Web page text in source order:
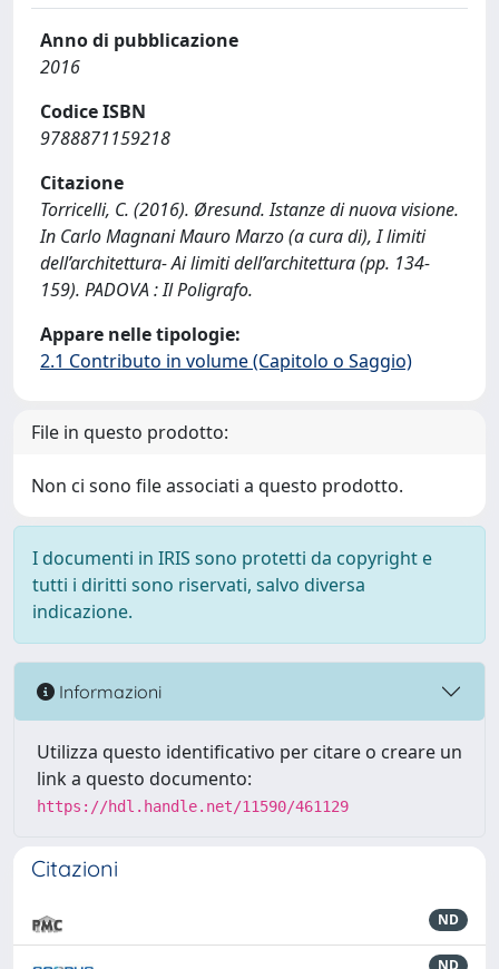
Anno di pubblicazione
2016
Codice ISBN
9788871159218
Citazione
Torricelli, C. (2016). Øresund. Istanze di nuova visione.
In Carlo Magnani Mauro Marzo (a cura di), I limiti
dell’architettura- Ai limiti dell’architettura (pp. 134-
159). PADOVA : Il Poligrafo.
Appare nelle tipologie:
2.1 Contributo in volume (Capitolo o Saggio)
File in questo prodotto:
Non ci sono file associati a questo prodotto.
I documenti in IRIS sono protetti da copyright e
tutti i diritti sono riservati, salvo diversa
indicazione.
Informazioni
Utilizza questo identificativo per citare o creare un
link a questo documento:
https://hdl.handle.net/11590/461129
Citazioni
ND